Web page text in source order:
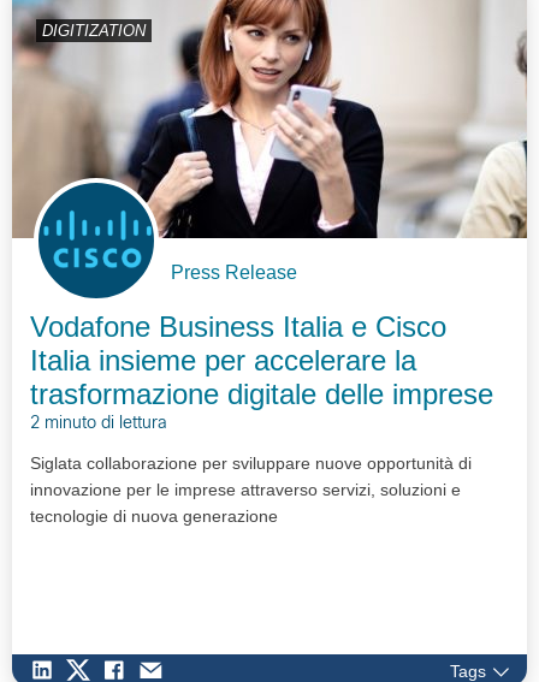
DIGITIZATION
Press Release
Vodafone Business Italia e Cisco
Italia insieme per accelerare la
trasformazione digitale delle imprese
2 minuto di lettura
Siglata collaborazione per sviluppare nuove opportunità di
innovazione per le imprese attraverso servizi, soluzioni e
tecnologie di nuova generazione
Tags